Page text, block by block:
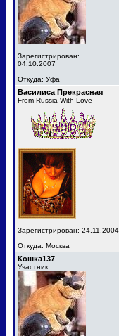
Зарегистрирован:
04.10.2007
Откуда: Уфа
Василиса Прекрасная
From Russia With Love
Зарегистрирован: 24.11.2004
Откуда: Москва
Кошка137
Участник